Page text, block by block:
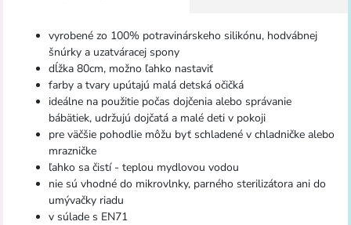
vyrobené zo 100% potravinárskeho silikónu, hodvábnej
šnúrky a uzatváracej spony
dĺžka 80cm, možno ľahko nastaviť
farby a tvary upútajú malá detská očičká
ideálne na použitie počas dojčenia alebo správanie
bábätiek, udržujú dojčatá a malé deti v pokoji
pre väčšie pohodlie môžu byť schladené v chladničke alebo
mrazničke
ľahko sa čistí - teplou mydlovou vodou
nie sú vhodné do mikrovlnky, parného sterilizátora ani do
umývačky riadu
v súlade s EN71